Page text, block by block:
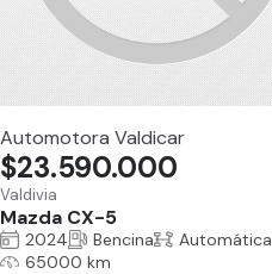
Automotora Valdicar
Valdivia
Mazda CX-5
$23.590.000
2024 Bencina
Automática
65000 km